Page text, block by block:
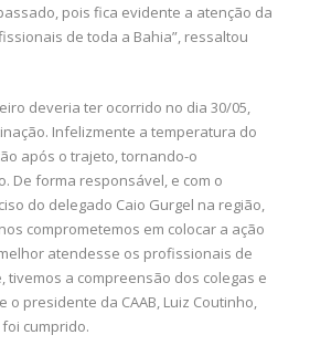
pois fica evidente a atenção da
de toda a Bahia”, ressaltou
deveria ter ocorrido no dia 30/05,
Infelizmente a temperatura do
após o trajeto, tornando-o
De forma responsável, e com o
do delegado Caio Gurgel na região,
comprometemos em colocar a ação
atendesse os profissionais de
tivemos a compreensão dos colegas e
o presidente da CAAB, Luiz Coutinho,
cumprido.